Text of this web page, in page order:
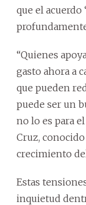
que el acuerdo
“Quienes
gasto ahora a
que pueden
puede ser un
no lo es para
Cruz,
crecimiento
Estas
inquietud